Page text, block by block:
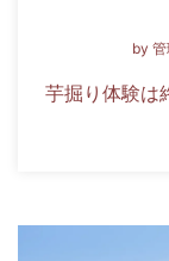
by
芋掘り体験は